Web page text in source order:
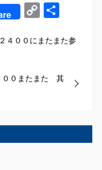
Copy
４００にまたまた参
００またまた 其